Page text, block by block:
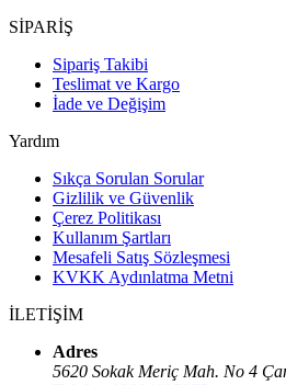
SİPARİŞ
Sipariş Takibi
Teslimat ve Kargo
İade ve Değişim
Yardım
Sıkça Sorulan Sorular
Gizlilik ve Güvenlik
Çerez Politikası
Kullanım Şartları
Mesafeli Satış Sözleşmesi
KVKK Aydınlatma Metni
İLETİŞİM
Adres
5620 Sokak Meriç Mah. No 4